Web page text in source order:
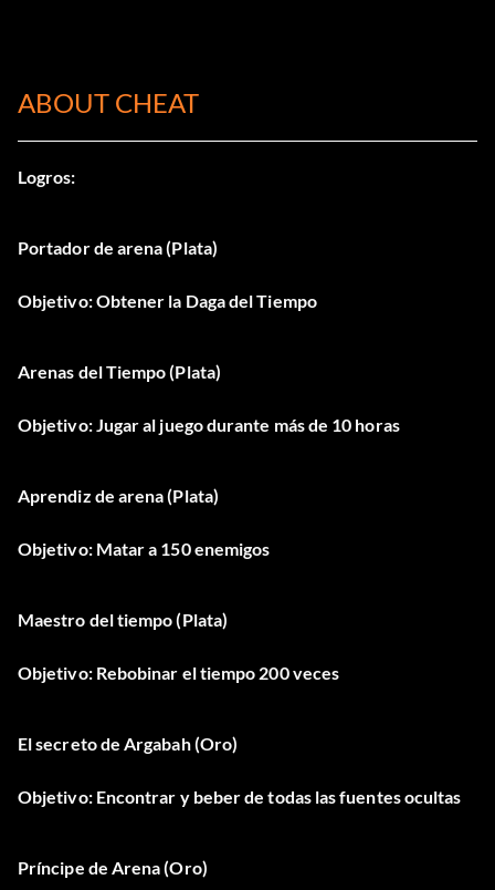
ABOUT CHEAT
Logros:
Portador de arena (Plata)
Objetivo: Obtener la Daga del Tiempo
Arenas del Tiempo (Plata)
Objetivo: Jugar al juego durante más de 10 horas
Aprendiz de arena (Plata)
Objetivo: Matar a 150 enemigos
Maestro del tiempo (Plata)
Objetivo: Rebobinar el tiempo 200 veces
El secreto de Argabah (Oro)
Objetivo: Encontrar y beber de todas las fuentes ocultas
Príncipe de Arena (Oro)